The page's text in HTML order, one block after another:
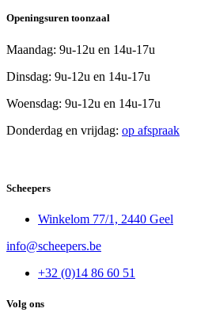
Openingsuren toonzaal
Maandag: 9u-12u en 14u-17u
Dinsdag: 9u-12u en 14u-17u
Woensdag: 9u-12u en 14u-17u
Donderdag en vrijdag: op afspraak
Scheepers
Winkelom 77/1, 2440 Geel
info@scheepers.be
+32 (0)14 86 60 51
Volg ons